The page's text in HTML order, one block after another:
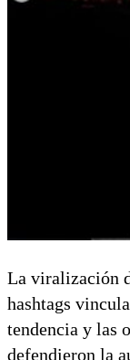
La viralización
hashtags
tendencia y las
defendieron la